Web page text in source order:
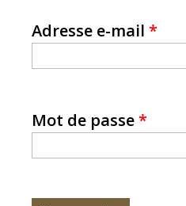
Adresse e-mail *
Mot de passe*